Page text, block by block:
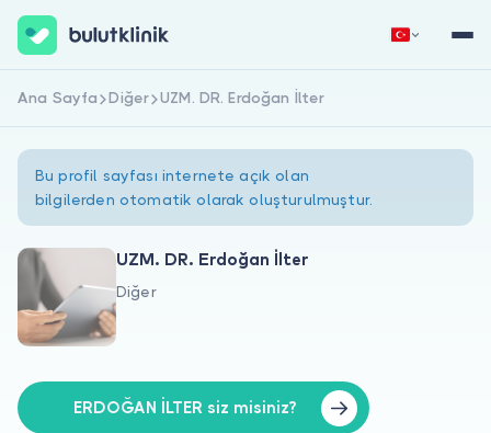
Hakkımızda
Doktorlar için
Hemen Kaydol
Ana Sayfa Diğer UZM. DR. Erdoğan İlter
Bu profil sayfası internete açık olan
bilgilerden otomatik olarak oluşturulmuştur.
UZM. DR. Erdoğan İlter
Diğer
ERDOĞAN İLTER siz misiniz?